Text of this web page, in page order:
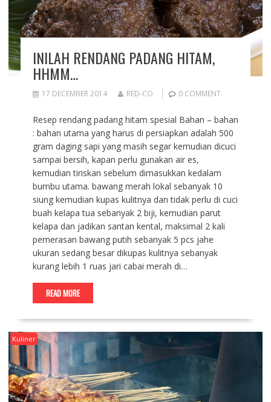
INILAH RENDANG PADANG HITAM,
HHMM…
17 DECEMBER 2014 RED-CO 0 COMMENT
Resep rendang padang hitam spesial Bahan – bahan
: bahan utama yang harus di persiapkan adalah 500
gram daging sapi yang masih segar kemudian dicuci
sampai bersih, kapan perlu gunakan air es,
kemudian tiriskan sebelum dimasukkan kedalam
bumbu utama. bawang merah lokal sebanyak 10
siung kemudian kupas kulitnya dan tidak perlu di cuci
buah kelapa tua sebanyak 2 biji, kemudian parut
kelapa dan jadikan santan kental, maksimal 2 kali
pemerasan bawang putih sebanyak 5 pcs jahe
ukuran sedang besar dikupas kulitnya sebanyak
kurang lebih 1 ruas jari cabai merah di…
READ MORE
Kuliner